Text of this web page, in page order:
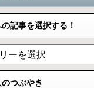
記事を選択する！
つぶやき